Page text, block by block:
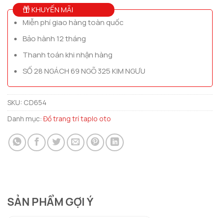
KHUYẾN MÃI
Miễn phí giao hàng toàn quốc
Bảo hành 12 tháng
Thanh toán khi nhận hàng
SỐ 28 NGÁCH 69 NGÕ 325 KIM NGƯU
SKU: CD654
Danh mục: Đồ trang trí taplo oto
SẢN PHẨM GỢI Ý